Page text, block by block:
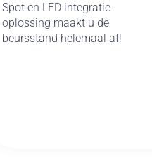
Spot en LED integratie
oplossing maakt u de
beursstand helemaal af!